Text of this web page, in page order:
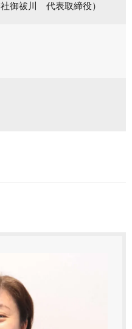
御祓川 代表取締役）